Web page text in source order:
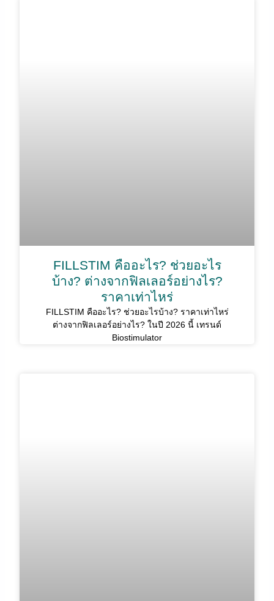
FILLSTIM คืออะไร? ช่วยอะไร
บ้าง? ต่างจากฟิลเลอร์อย่างไร?
ราคาเท่าไหร่
FILLSTIM คืออะไร? ช่วยอะไรบ้าง? ราคาเท่าไหร่
ต่างจากฟิลเลอร์อย่างไร? ในปี 2026 นี้ เทรนด์
Biostimulator